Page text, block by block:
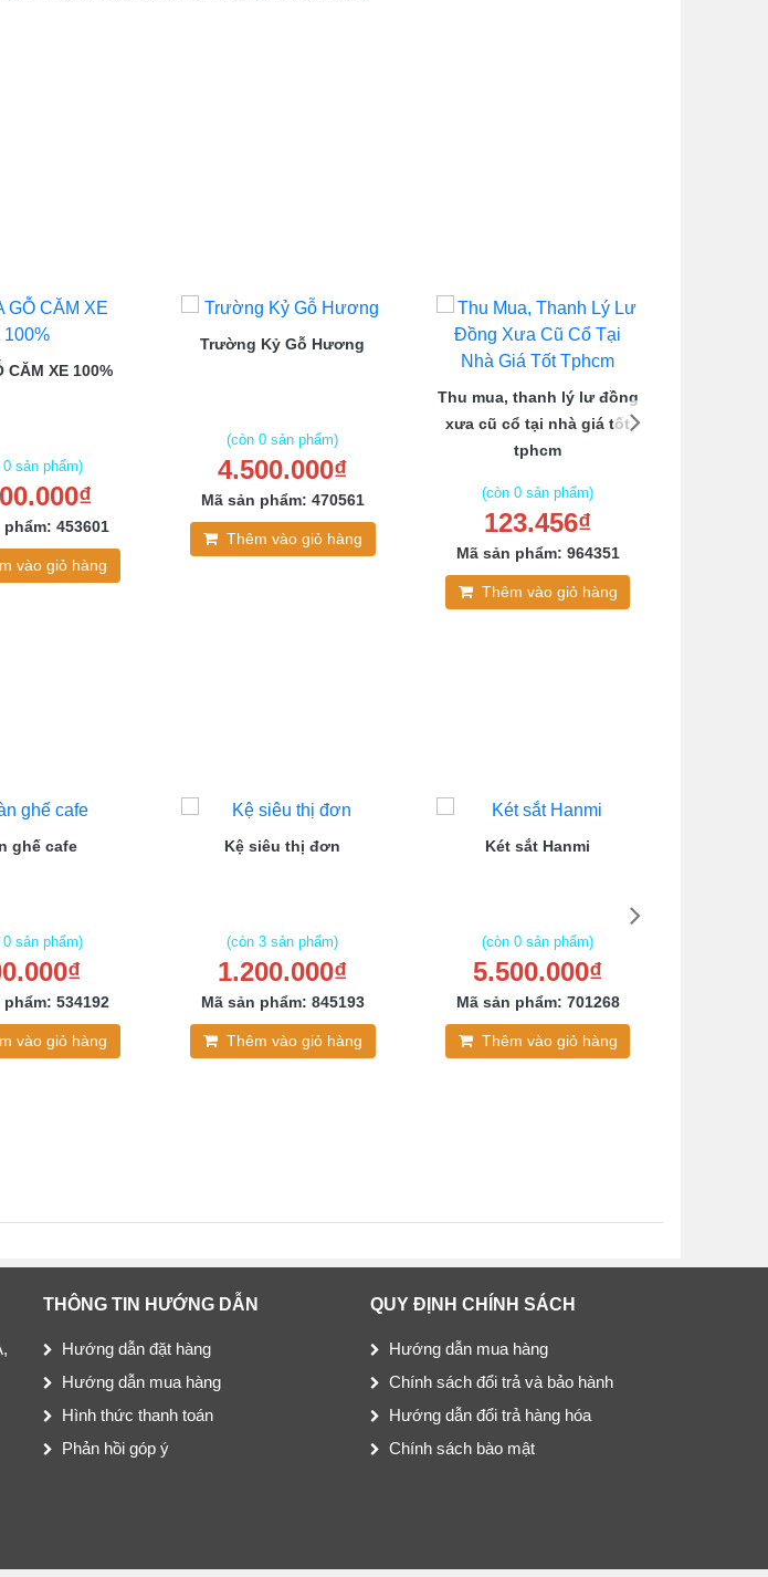
CĂM XE 100%
0 sản phẩm)
phẩm: 453601
vào giỏ hàng
Trường Kỷ Gỗ Hương
(còn 0 sản phẩm)
4.500.000₫
Mã sản phẩm: 470561
Thêm vào giỏ hàng
Thu mua, thanh lý lư đồng
xưa cũ cổ tại nhà giá tốt
tphcm
(còn 0 sản phẩm)
123.456₫
Mã sản phẩm: 964351
Thêm vào giỏ hàng
ghế cafe
0 sản phẩm)
phẩm: 534192
vào giỏ hàng
Kệ siêu thị đơn
(còn 3 sản phẩm)
1.200.000₫
Mã sản phẩm: 845193
Thêm vào giỏ hàng
Két sắt Hanmi
(còn 0 sản phẩm)
5.500.000₫
Mã sản phẩm: 701268
Thêm vào giỏ hàng
THÔNG TIN HƯỚNG DẪN
Hướng dẫn đặt hàng
Hướng dẫn mua hàng
Hình thức thanh toán
Phản hồi góp ý
QUY ĐỊNH CHÍNH SÁCH
Hướng dẫn mua hàng
Chính sách đổi trả và bảo hành
Hướng dẫn đổi trả hàng hóa
Chính sách bào mật